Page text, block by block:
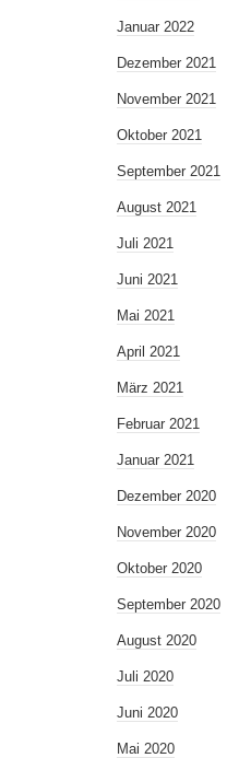
Januar 2022
Dezember 2021
November 2021
Oktober 2021
September 2021
August 2021
Juli 2021
Juni 2021
Mai 2021
April 2021
März 2021
Februar 2021
Januar 2021
Dezember 2020
November 2020
Oktober 2020
September 2020
August 2020
Juli 2020
Juni 2020
Mai 2020